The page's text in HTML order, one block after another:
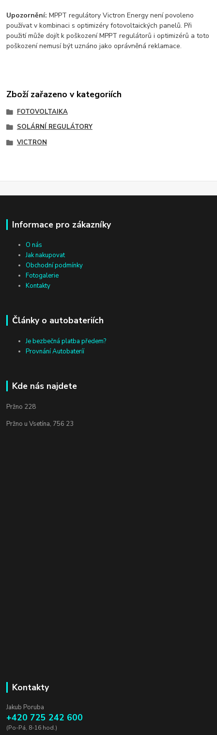
Upozornění: MPPT regulátory Victron Energy není povoleno
používat v kombinaci s optimizéry fotovoltaických panelů. Při
použití může dojít k poškození MPPT regulátorů i optimizérů a toto
poškození nemusí být uznáno jako oprávněná reklamace.
Zboží zařazeno v kategoriích
FOTOVOLTAIKA
SOLÁRNÍ REGULÁTORY
VICTRON
Informace pro zákazníky
O nás
Jak nakupovat
Obchodní podmínky
Fotogalerie
Kontakty
Články o autobateriích
Je bezbečná platba předem?
Provnání Autobateríí
Kde nás najdete
Pržno 228
Pržno u Vsetína, 756 23
Kontakty
Jakub Poruba
+420 725 242 600
(Po-Pá, 8-16 hod.)